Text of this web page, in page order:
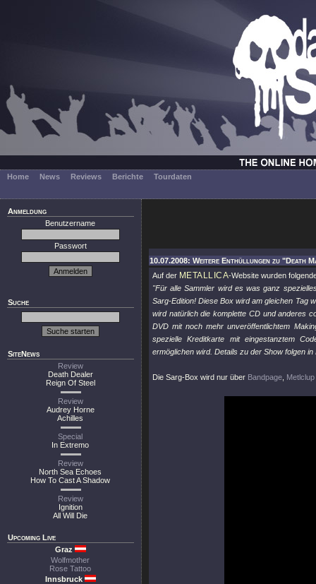
Home News Reviews Berichte Tourdaten
Anmeldung
Benutzername
Passwort
Suche
SiteNews
Review
Death Dealer
Reign Of Steel
Review
Audrey Horne
Achilles
Special
In Extremo
Review
North Sea Echoes
How To Cast A Shadow
Review
Ignition
All Will Die
Upcoming Live
Graz
Wolfmother
Rose Tattoo
Innsbruck
10.07.2008: Weitere Enthüllungen zu "Death
Auf der METALLICA-Website wurden
"Für alle Sammler wird es was ganz
Sarg-Edition! Diese Box wird am gleichen Tag
wird natürlich die komplette CD und anderes
DVD mit noch mehr unveröffentlichtem
spezielle Kreditkarte mit eingestanztem
ermöglichen wird. Details zu der Show folgen
Die Sarg-Box wird nur über Bandpage Metlclup